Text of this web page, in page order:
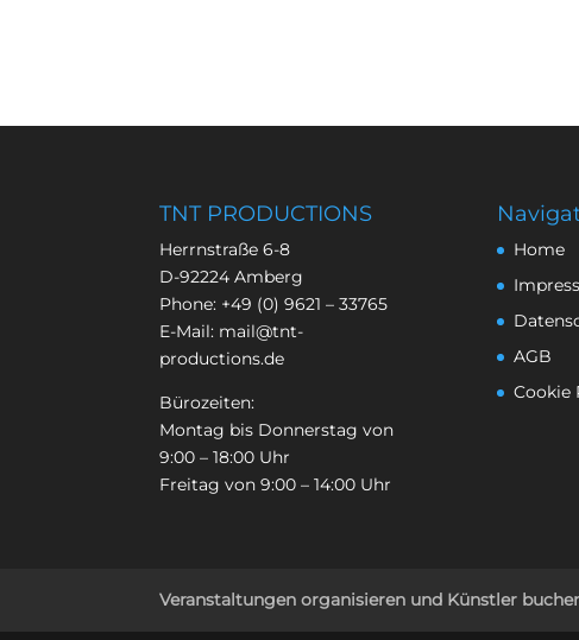
TNT PRODUCTIONS
Herrnstraße 6-8
D-92224 Amberg
Phone: +49 (0) 9621 – 33765
E-Mail: mail@tnt-
productions.de
Bürozeiten:
Montag bis Donnerstag von
9:00 – 18:00 Uhr
Freitag von 9:00 – 14:00 Uhr
Home
AGB
Cookie
Veranstaltungen organisieren und Künstler